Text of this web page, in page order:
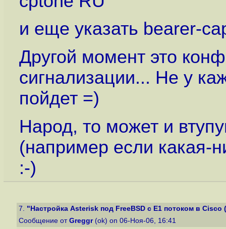
и еще указать bearer-
Другой момент это
сигнализации... Не у
пойдет =)
Народ, то может и
(например если какая-
:-)
7. "Настройка Asterisk под FreeBSD с E1 потоком в Cisco
Сообщение от Greggr(ok) on 06-Ноя-06, 16:41